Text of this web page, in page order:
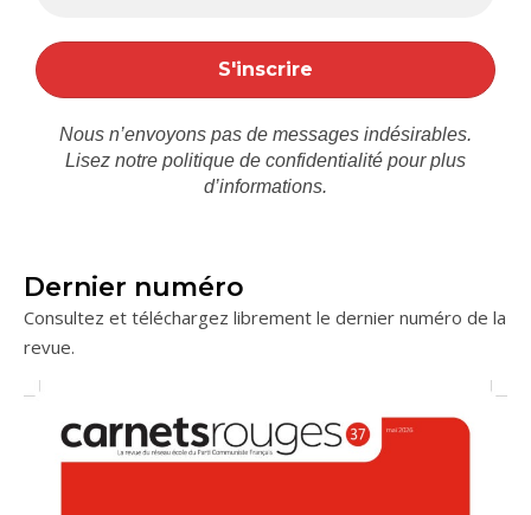
Nous n’envoyons pas de messages indésirables.
Lisez notre politique de confidentialité pour plus
d’informations.
Dernier numéro
Consultez et téléchargez librement le dernier numéro de la
revue.